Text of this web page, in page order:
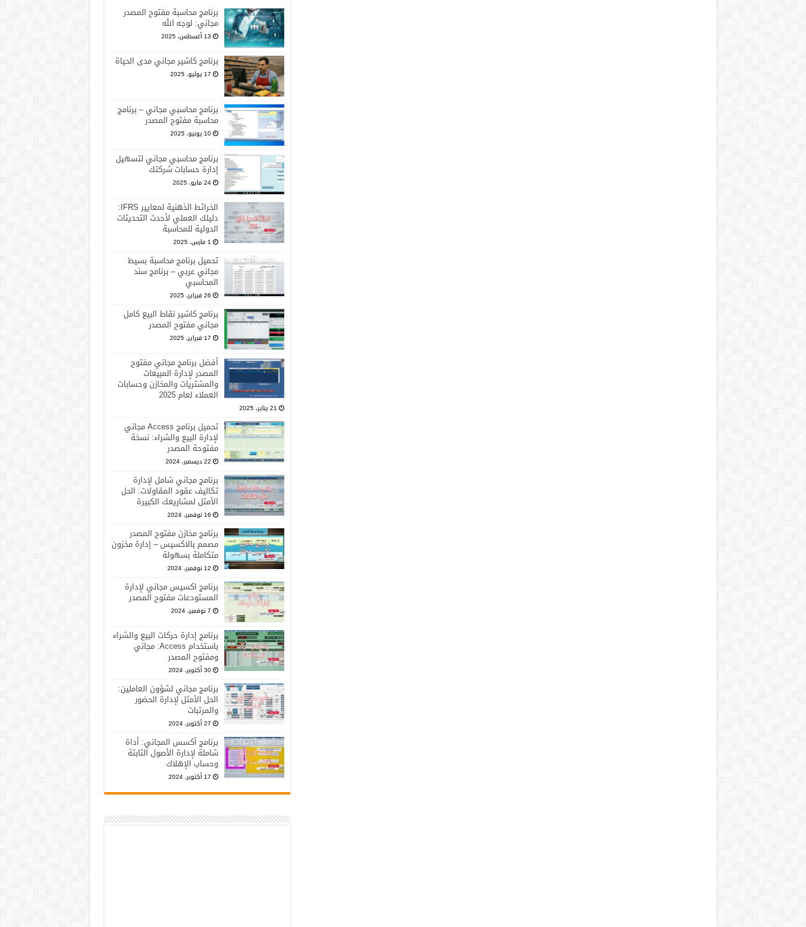
برنامج محاسبة مفتوح المصدر
مجاني: لوجه الله
13 أغسطس، 2025
برنامج كاشير مجاني مدى الحياة
17 يوليو، 2025
برنامج محاسبي مجاني – برنامج
محاسبة مفتوح المصدر
10 يونيو، 2025
برنامج محاسبي مجاني لتسهيل
إدارة حسابات شركتك
24 مايو، 2025
الخرائط الذهنية لمعايير IFRS:
دليلك العملي لأحدث التحديثات
الدولية للمحاسبة
1 مارس، 2025
تحميل برنامج محاسبة بسيط
مجاني عربي – برنامج سند
المحاسبي
26 فبراير، 2025
برنامج كاشير نقاط البيع كامل
مجاني مفتوح المصدر
17 فبراير، 2025
أفضل برنامج مجاني مفتوح
المصدر لإدارة المبيعات
والمشتريات والمخازن وحسابات
العملاء لعام 2025
21 يناير، 2025
تحميل برنامج Access مجاني
لإدارة البيع والشراء: نسخة
مفتوحة المصدر
22 ديسمبر، 2024
برنامج مجاني شامل لإدارة
تكاليف عقود المقاولات: الحل
الأمثل لمشاريعك الكبيرة
16 نوفمبر، 2024
برنامج مخازن مفتوح المصدر
مصمم بالاكسيس – إدارة مخزون
متكاملة بسهولة
12 نوفمبر، 2024
برنامج اكسيس مجاني لإدارة
المستودعات مفتوح المصدر
7 نوفمبر، 2024
برنامج إدارة حركات البيع والشراء
باستخدام Access: مجاني
ومفتوح المصدر
30 أكتوبر، 2024
برنامج مجاني لشؤون العاملين:
الحل الأمثل لإدارة الحضور
والمرتبات
27 أكتوبر، 2024
برنامج أكسس المجاني: أداة
شاملة لإدارة الأصول الثابتة
وحساب الإهلاك
17 أكتوبر، 2024